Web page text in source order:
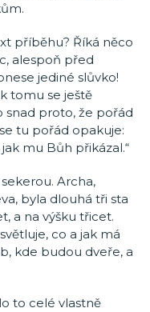
příběhu? Říká něco
alespoň před
jediné slůvko!
tomu se ještě
snad proto, že pořád
tu pořád opakuje:
mu Bůh přikázal.“
Archa,
byla dlouhá tři sta
a na výšku třicet.
co a jak má
kde budou dveře, a
to celé vlastně